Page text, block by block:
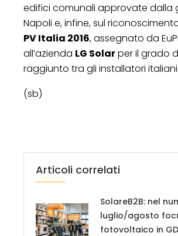
edifici comunali approvate dalla
Napoli e, infine, sul
PV Italia 2016, assegnato da
all’azienda LG Solarper il grado
raggiunto tra gli installatori italiani.
(sb)
Articoli correlati
SolareB2B: nel
luglio/agosto
fotovoltaico in